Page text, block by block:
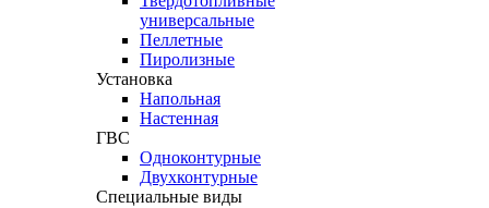
универсальные
Пеллетные
Пиролизные
Установка
Напольная
Настенная
ГВС
Одноконтурные
Двухконтурные
Специальные виды